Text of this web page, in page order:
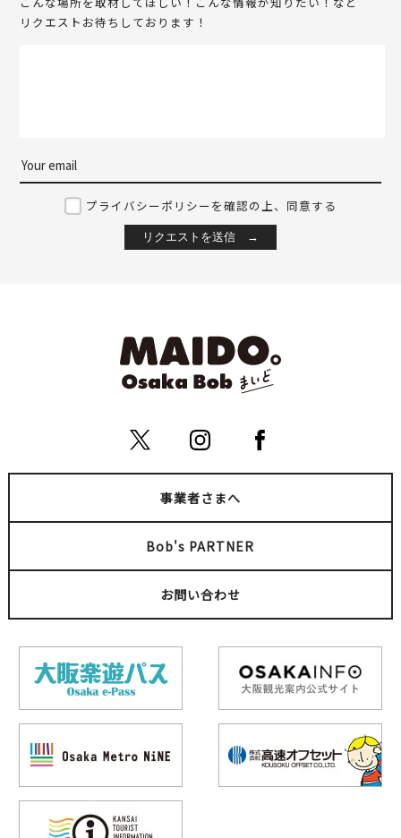
リクエストお待ちしております！
プライバシーポリシーを確認の上、同意する
事業者さまへ
Bob's PARTNER
お問い合わせ